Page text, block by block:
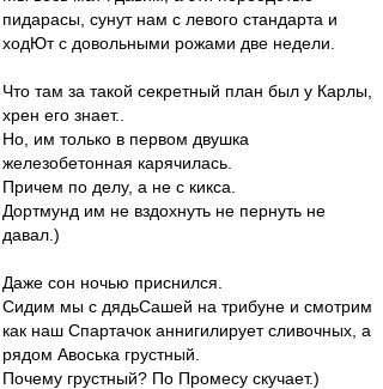
пидарасы, сунут нам с левого стандарта и
ходЮт с довольными рожами две недели.
Что там за такой секретный план был у Карлы,
хрен его знает..
Но, им только в первом двушка
железобетонная карячилась.
Причем по делу, а не с кикса.
Дортмунд им не вздохнуть не пернуть не
давал.)
Даже сон ночью приснился.
Сидим мы с дядьСашей на трибуне и смотрим
как наш Спартачок аннигилирует сливочных, а
рядом Авоська грустный.
Почему грустный? По Промесу скучает.)